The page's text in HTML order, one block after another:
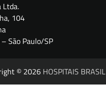
Ltda.
104
São Paulo/SP
© 2026 HOSPITAIS BRASIL